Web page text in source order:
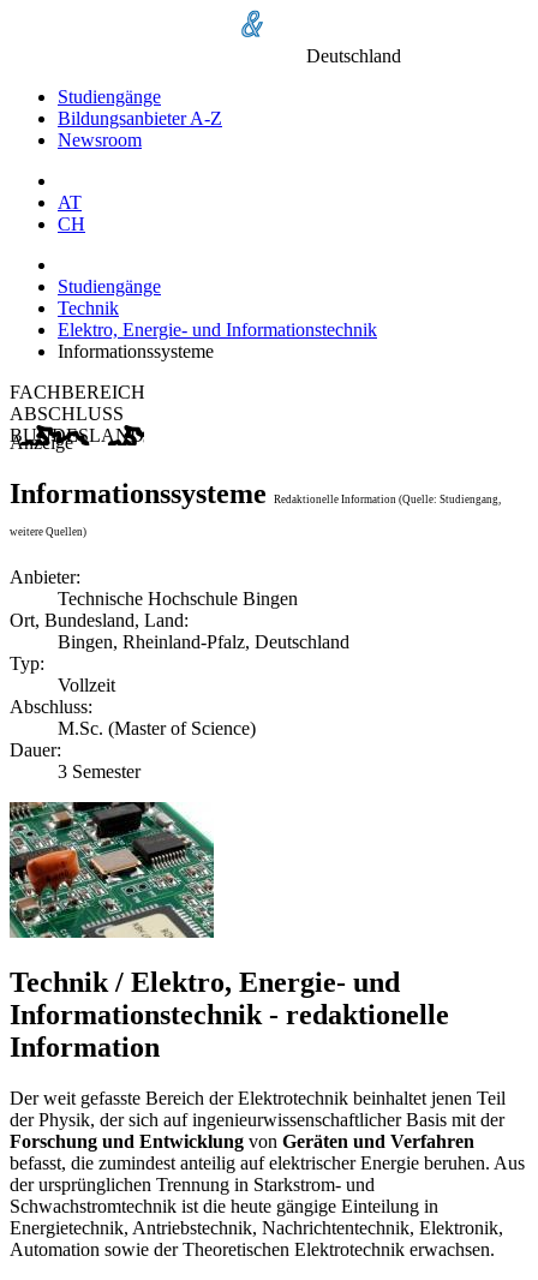
Deutschland
Studiengänge
Bildungsanbieter A-Z
Newsroom
AT
CH
Studiengänge
Technik
Elektro, Energie- und Informationstechnik
Informationssysteme
FACHBEREICH
ABSCHLUSS
BUNDESLAND
Anzeige
Informationssysteme Redaktionelle Information (Quelle: Studiengang,
weitere Quellen)
Anbieter:
Technische Hochschule Bingen
Ort, Bundesland, Land:
Bingen, Rheinland-Pfalz, Deutschland
Typ:
Vollzeit
Abschluss:
M.Sc. (Master of Science)
Dauer:
3 Semester
Technik / Elektro, Energie- und
Informationstechnik - redaktionelle
Information
Der weit gefasste Bereich der Elektrotechnik beinhaltet jenen Teil
der Physik, der sich auf ingenieurwissenschaftlicher Basis mit der
Forschung und Entwicklung von Geräten und Verfahren
befasst, die zumindest anteilig auf elektrischer Energie beruhen. Aus
der ursprünglichen Trennung in Starkstrom- und
Schwachstromtechnik ist die heute gängige Einteilung in
Energietechnik, Antriebstechnik, Nachrichtentechnik, Elektronik,
Automation sowie der Theoretischen Elektrotechnik erwachsen.